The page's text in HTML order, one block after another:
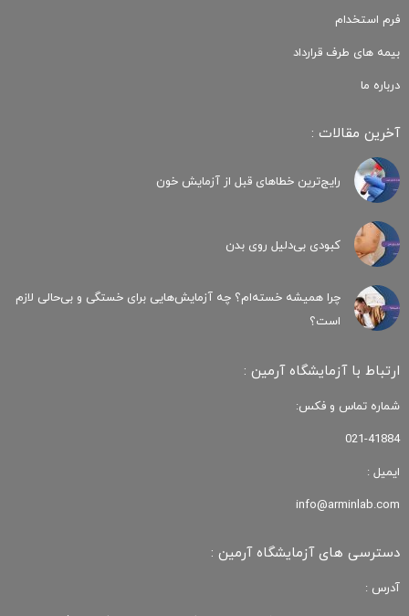
فرم استخدام
بیمه های طرف قرارداد
درباره ما
آخرین مقالات :
رایج‌ترین خطاهای قبل از آزمایش خون
کبودی‌ بی‌دلیل روی بدن
چرا همیشه خسته‌ام؟ چه آزمایش‌هایی برای خستگی و بی‌حالی لازم
است؟
ارتباط با آزمایشگاه آرمین :
شماره تماس و فکس:
021-41884
ایمیل :
info@arminlab.com
دسترسی های آزمایشگاه آرمین :
آدرس :